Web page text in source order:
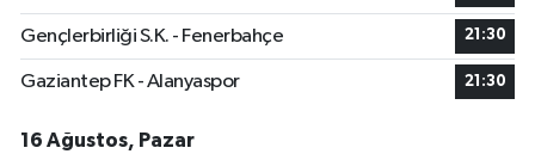
Gençlerbirliği S.K. - Fenerbahçe 21:30
Gaziantep FK - Alanyaspor 21:30
16 Ağustos, Pazar